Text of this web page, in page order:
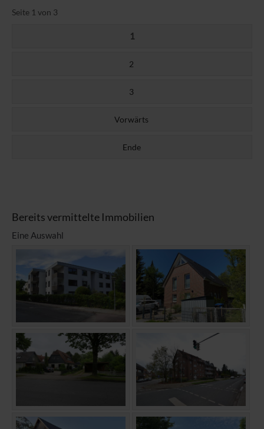
Seite 1 von 3
1
2
3
Vorwärts
Ende
Bereits vermittelte Immobilien
Eine Auswahl